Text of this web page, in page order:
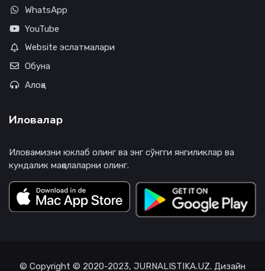
WhatsApp
YouTube
Website эслатмалари
Обуна
Алоқа
Иловалар
Иловамизни юклаб олинг ва энг сўнгги янгиликлар ва
кундалик мақолаларни олинг.
© Copyright © 2020-2023, JURNALISTIKA.UZ. Дизайн